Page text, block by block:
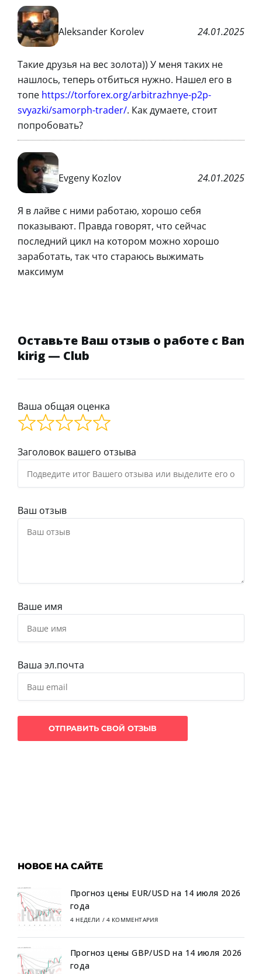
Aleksander Korolev 24.01.2025
Такие друзья на вес золота)) У меня таких не
нашлось, теперь отбиться нужно. Нашел его в
топе https://torforex.org/arbitrazhnye-p2p-
svyazki/samorph-trader/. Как думаете, стоит
попробовать?
Evgeny Kozlov 24.01.2025
Я в лайве с ними работаю, хорошо себя
показывают. Правда говорят, что сейчас
последний цикл на котором можно хорошо
заработать, так что стараюсь выжимать
максимум
Оставьте Ваш отзыв о работе с Ban
kirig — Club
Ваша общая оценка
Заголовок вашего отзыва
Ваш отзыв
Ваше имя
Ваша эл.почта
НОВОЕ НА САЙТЕ
Прогноз цены EUR/USD на 14 июля 2026
года
4 НЕДЕЛИ / 4 КОММЕНТАРИЯ
Прогноз цены GBP/USD на 14 июля 2026
года